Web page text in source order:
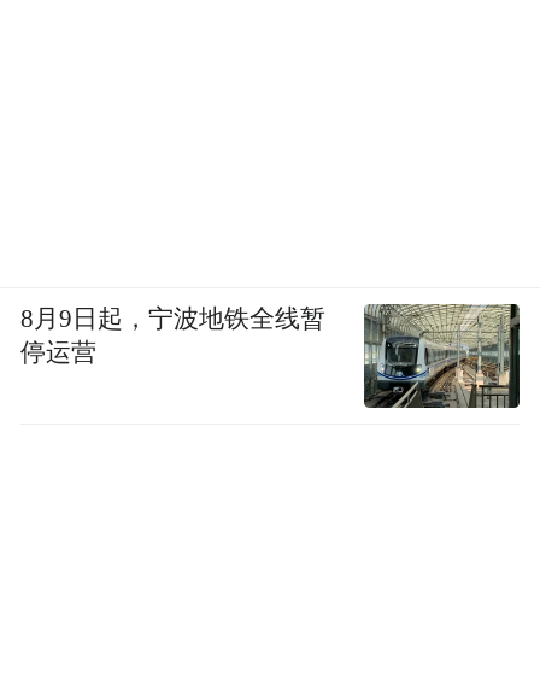
8月9日起，宁波地铁全线暂
停运营